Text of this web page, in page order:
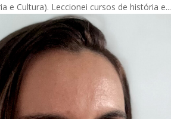
e Cultura). Leccionei cursos de história e...